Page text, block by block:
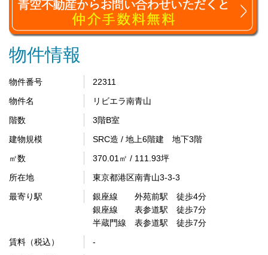
物件情報
物件番号
22311
物件名
リビエラ南青山
階数
3階B室
建物規模
SRC造 / 地上6階建 地下3階
㎡数
370.01㎡ / 111.93坪
所在地
東京都港区南青山3-3-3
最寄り駅
銀座線 外苑前駅 徒歩4分
銀座線 表参道駅 徒歩7分
半蔵門線 表参道駅 徒歩7分
賃料（税込）
-